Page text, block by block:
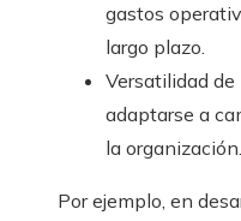
gastos
largo plazo.
Versatilidad
adaptarse a
la organización.
Por ejemplo, en